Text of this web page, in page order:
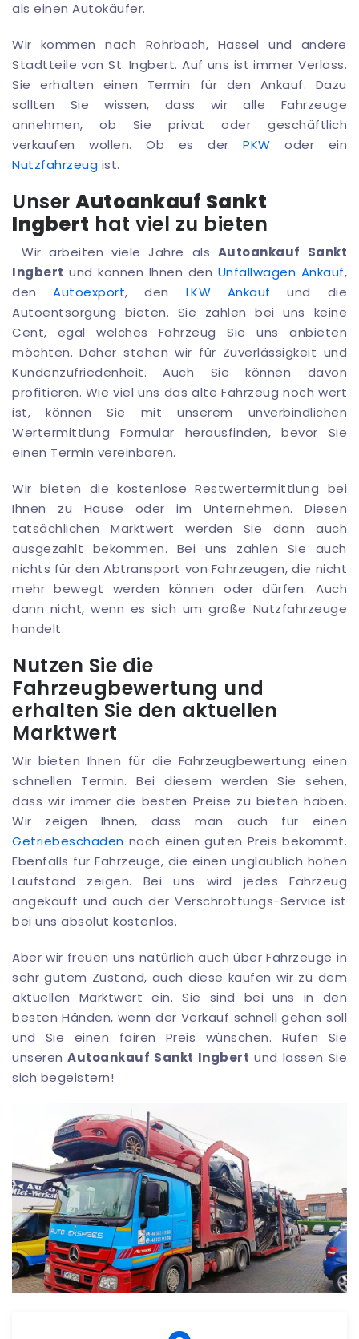
als einen Autokäufer.
Wir kommen nach Rohrbach, Hassel und andere
Stadtteile von St. Ingbert. Auf uns ist immer Verlass.
Sie erhalten einen Termin für den Ankauf. Dazu
sollten Sie wissen, dass wir alle Fahrzeuge
annehmen, ob Sie privat oder geschäftlich
verkaufen wollen. Ob es der PKW oder ein
Nutzfahrzeug ist.
Unser Autoankauf Sankt
Ingbert hat viel zu bieten
Wir arbeiten viele Jahre als Autoankauf Sankt
Ingbert und können Ihnen den Unfallwagen Ankauf,
denAutoexport, den LKW Ankauf und die
Autoentsorgung bieten. Sie zahlen bei uns keine
Cent, egal welches Fahrzeug Sie uns anbieten
möchten. Daher stehen wir für Zuverlässigkeit und
Kundenzufriedenheit. Auch Sie können davon
profitieren. Wie viel uns das alte Fahrzeug noch wert
ist, können Sie mit unserem unverbindlichen
Wertermittlung Formular herausfinden, bevor Sie
einen Termin vereinbaren.
Wir bieten die kostenlose Restwertermittlung bei
Ihnen zu Hause oder im Unternehmen. Diesen
tatsächlichen Marktwert werden Sie dann auch
ausgezahlt bekommen. Bei uns zahlen Sie auch
nichts für den Abtransport von Fahrzeugen, die nicht
mehr bewegt werden können oder dürfen. Auch
dann nicht, wenn es sich um große Nutzfahrzeuge
handelt.
Nutzen Sie die
Fahrzeugbewertung und
erhalten Sie den aktuellen
Marktwert
Wir bieten Ihnen für die Fahrzeugbewertung einen
schnellen Termin. Bei diesem werden Sie sehen,
dass wir immer die besten Preise zu bieten haben.
Wir zeigen Ihnen, dass man auch für einen
Getriebeschaden noch einen guten Preis bekommt.
Ebenfalls für Fahrzeuge, die einen unglaublich hohen
Laufstand zeigen. Bei uns wird jedes Fahrzeug
angekauft und auch der Verschrottungs-Service ist
bei uns absolut kostenlos.
Aber wir freuen uns natürlich auch über Fahrzeuge in
sehr gutem Zustand, auch diese kaufen wir zu dem
aktuellen Marktwert ein. Sie sind bei uns in den
besten Händen, wenn der Verkauf schnell gehen soll
und Sie einen fairen Preis wünschen. Rufen Sie
unserenAutoankauf Sankt Ingbert und lassen Sie
sich begeistern!